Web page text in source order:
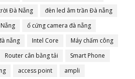
Đà Nẵng
đèn led âm trần Đà nẵng
ổ cứng camera đà nẵng
nẵng Intel Core
Máy chấm công
Router cân bằng tải
Smart Phone
access point
ampli